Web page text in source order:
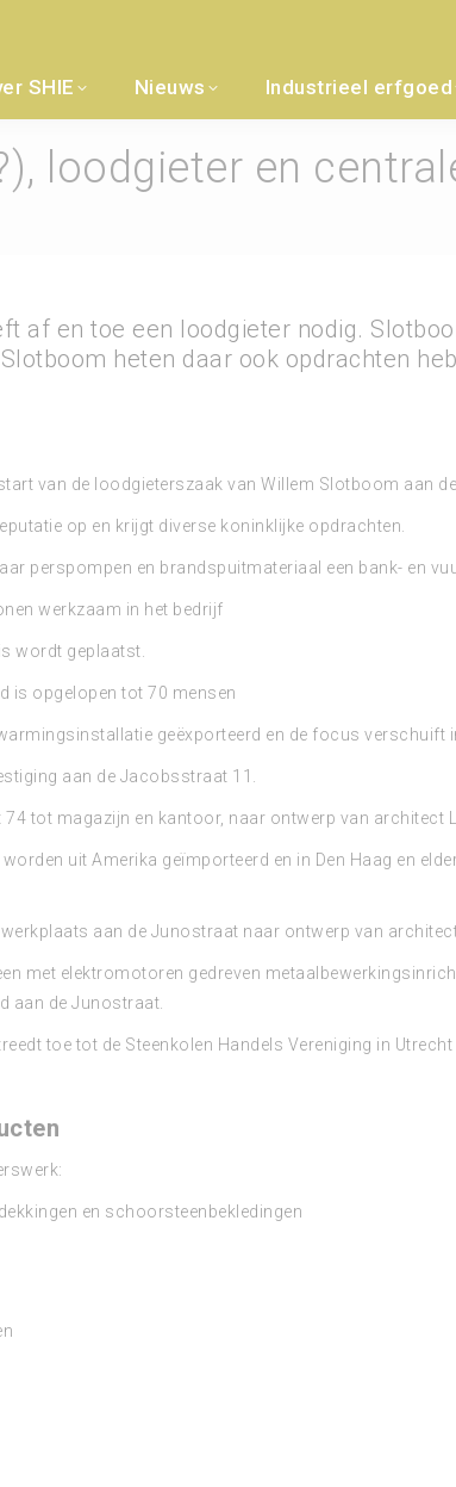
SHIE Nieuws Industrieel erfgoed
loodgieter en
af en toe een loodgieter nodig.
heten daar ook opdrachten
van de loodgieterszaak van Willem Slotboom aan
op en krijgt diverse koninklijke opdrachten.
perspompen en brandspuitmateriaal een bank- en
werkzaam in het bedrijf
wordt geplaatst.
is opgelopen tot 70 mensen
geëxporteerd en de focus verschuift
aan de Jacobsstraat 11.
tot magazijn en kantoor, naar ontwerp van architect
uit Amerika geïmporteerd en in Den Haag en
aan de Junostraat naar ontwerp van architect
met elektromotoren gedreven
aan de Junostraat.
toe tot de Steenkolen Handels Vereniging in
en schoorsteenbekledingen